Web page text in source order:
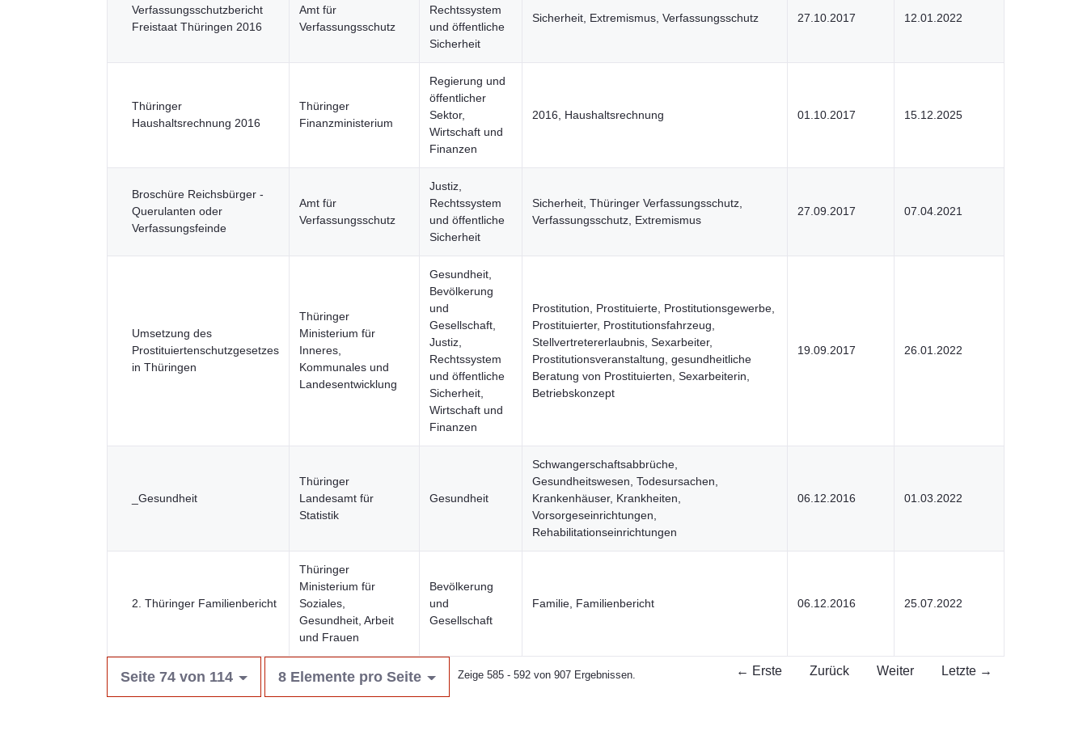
Verfassungsschutzbericht
Freistaat Thüringen 2016
Amt für
Verfassungsschutz
Rechtssystem
und öffentliche
Sicherheit
Sicherheit, Extremismus, Verfassungsschutz 27.10.2017 12.01.2022
Thüringer
Haushaltsrechnung 2016
Thüringer
Finanzministerium
Regierung und
öffentlicher
Sektor,
Wirtschaft und
Finanzen
2016, Haushaltsrechnung 01.10.2017 15.12.2025
Broschüre Reichsbürger -
Querulanten oder
Verfassungsfeinde
Amt für
Verfassungsschutz
Justiz,
Rechtssystem
und öffentliche
Sicherheit
Sicherheit, Thüringer Verfassungsschutz,
Verfassungsschutz, Extremismus
27.09.2017 07.04.2021
Umsetzung des
Prostituiertenschutzgesetzes
in Thüringen
Thüringer
Ministerium für
Inneres,
Kommunales und
Landesentwicklung
Gesundheit,
Bevölkerung
und
Gesellschaft,
Justiz,
Rechtssystem
und öffentliche
Sicherheit,
Wirtschaft und
Finanzen
Prostitution, Prostituierte, Prostitutionsgewerbe,
Prostituierter, Prostitutionsfahrzeug,
Stellvertretererlaubnis, Sexarbeiter,
Prostitutionsveranstaltung, gesundheitliche
Beratung von Prostituierten, Sexarbeiterin,
Betriebskonzept
19.09.2017 26.01.2022
_Gesundheit
Thüringer
Landesamt für
Statistik
Gesundheit
Schwangerschaftsabbrüche,
Gesundheitswesen, Todesursachen,
Krankenhäuser, Krankheiten,
Vorsorgeseinrichtungen,
Rehabilitationseinrichtungen
06.12.2016 01.03.2022
2. Thüringer Familienbericht
Thüringer
Ministerium für
Soziales,
Gesundheit, Arbeit
und Frauen
Bevölkerung
und
Gesellschaft
Familie, Familienbericht 06.12.2016 25.07.2022
Seite 74 von 114 8 Elemente pro Seite Zeige 585 - 592 von 907 Ergebnissen. ← Erste Zurück Weiter Letzte →